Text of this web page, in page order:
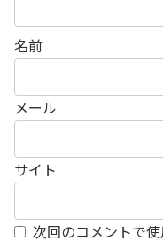
名前
メール
サイト
次回のコメントで